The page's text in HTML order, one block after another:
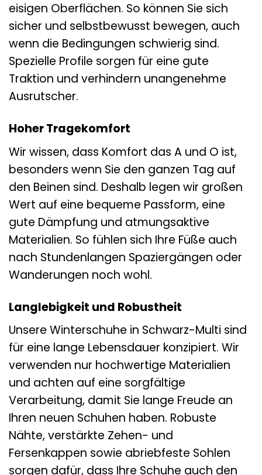
eisigen Oberflächen. So können Sie sich
sicher und selbstbewusst bewegen, auch
wenn die Bedingungen schwierig sind.
Spezielle Profile sorgen für eine gute
Traktion und verhindern unangenehme
Ausrutscher.
Hoher Tragekomfort
Wir wissen, dass Komfort das A und O ist,
besonders wenn Sie den ganzen Tag auf
den Beinen sind. Deshalb legen wir großen
Wert auf eine bequeme Passform, eine
gute Dämpfung und atmungsaktive
Materialien. So fühlen sich Ihre Füße auch
nach Stundenlangen Spaziergängen oder
Wanderungen noch wohl.
Langlebigkeit und Robustheit
Unsere Winterschuhe in Schwarz-Multi sind
für eine lange Lebensdauer konzipiert. Wir
verwenden nur hochwertige Materialien
und achten auf eine sorgfältige
Verarbeitung, damit Sie lange Freude an
Ihren neuen Schuhen haben. Robuste
Nähte, verstärkte Zehen- und
Fersenkappen sowie abriebfeste Sohlen
sorgen dafür, dass Ihre Schuhe auch den